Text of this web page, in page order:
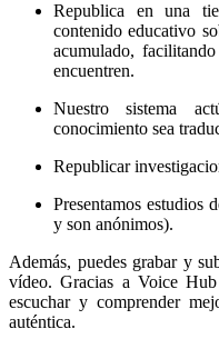
Republica en una
contenido educativo
acumulado,
encuentren.
Nuestro sistema
conocimiento sea
Republicar
Presentamos estudios
y son anónimos).
Además, puedes grabar y
vídeo. Gracias a Voice
escuchar y comprender
auténtica.